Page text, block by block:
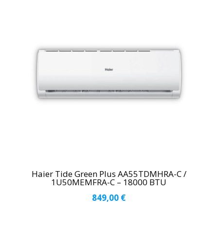
Haier Tide Green Plus AA55TDMHRA-C /
1U50MEMFRA-C – 18000 BTU
849,00 €